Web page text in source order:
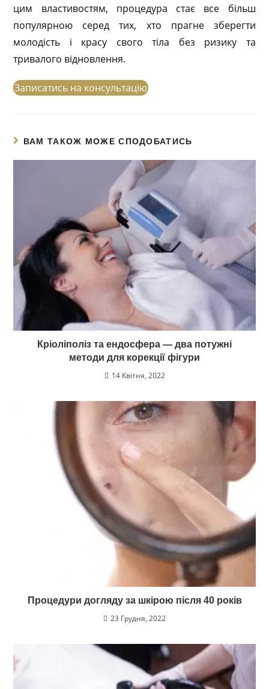
цим властивостям, процедура стає все більш
популярною серед тих, хто прагне зберегти
молодість і красу свого тіла без ризику та
тривалого відновлення.
Записатись на консультацію
ВАМ ТАКОЖ МОЖЕ СПОДОБАТИСЬ
Кріоліполіз та ендосфера — два потужні
методи для корекції фігури
14 Квітня, 2022
Процедури догляду за шкірою після 40 років
23 Грудня, 2022